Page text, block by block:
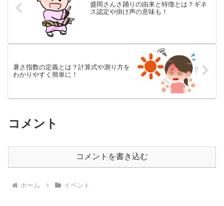
盛岡さんさ踊りの由来と特徴とは？ギネ
ス認定や掛け声の意味も！
暑さ指数の定義とは？計算式や測り方を
わかりやすく簡単に！
コメント
コメントを書き込む
ホーム イベント